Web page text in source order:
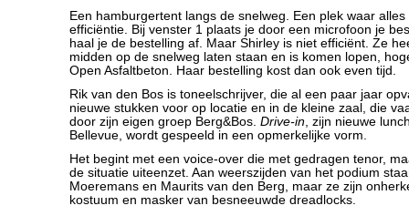
Een hamburgertent langs de snelweg. Een plek waar
efficiëntie. Bij venster 1 plaats je door een microfoon je
haal je de bestelling af. Maar Shirley is niet efficiënt. Ze
midden op de snelweg laten staan en is komen lopen,
Open Asfaltbeton. Haar bestelling kost dan ook even tijd.
Rik van den Bos is toneelschrijver, die al een paar jaar
nieuwe stukken voor op locatie en in de kleine zaal, die
door zijn eigen groep Berg&Bos. Drive-in, zijn nieuwe
Bellevue, wordt gespeeld in een opmerkelijke vorm.
Het begint met een voice-over die met gedragen tenor,
de situatie uiteenzet. Aan weerszijden van het podium
Moeremans en Maurits van den Berg, maar ze zijn
kostuum en masker van besneeuwde dreadlocks.